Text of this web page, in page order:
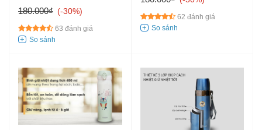
180.000₫
-30%
63 đánh giá
62 đánh giá